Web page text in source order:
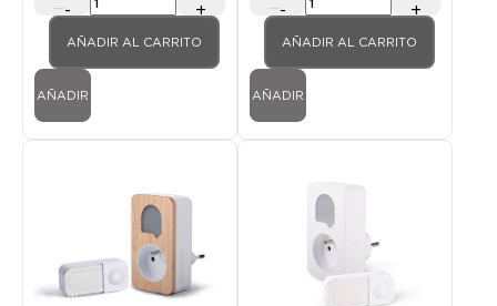
- +
AÑADIR AL CARRITO
AÑADIR
- +
AÑADIR AL CARRITO
AÑADIR
Promoción